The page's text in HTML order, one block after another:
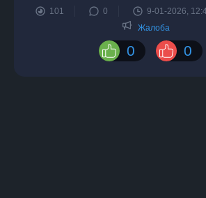
101 0 9-01-2026,
Жалоба
0 0